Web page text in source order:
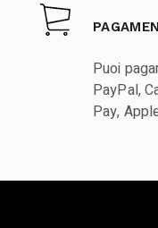
Puoi
PayPal,
Pay,